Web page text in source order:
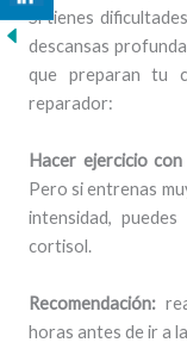
Si tienes
descansas
que preparan tu
reparador:
Hacer ejercicio
Pero si entrenas
intensidad,
cortisol.
Recomendación:
horas antes de ir a